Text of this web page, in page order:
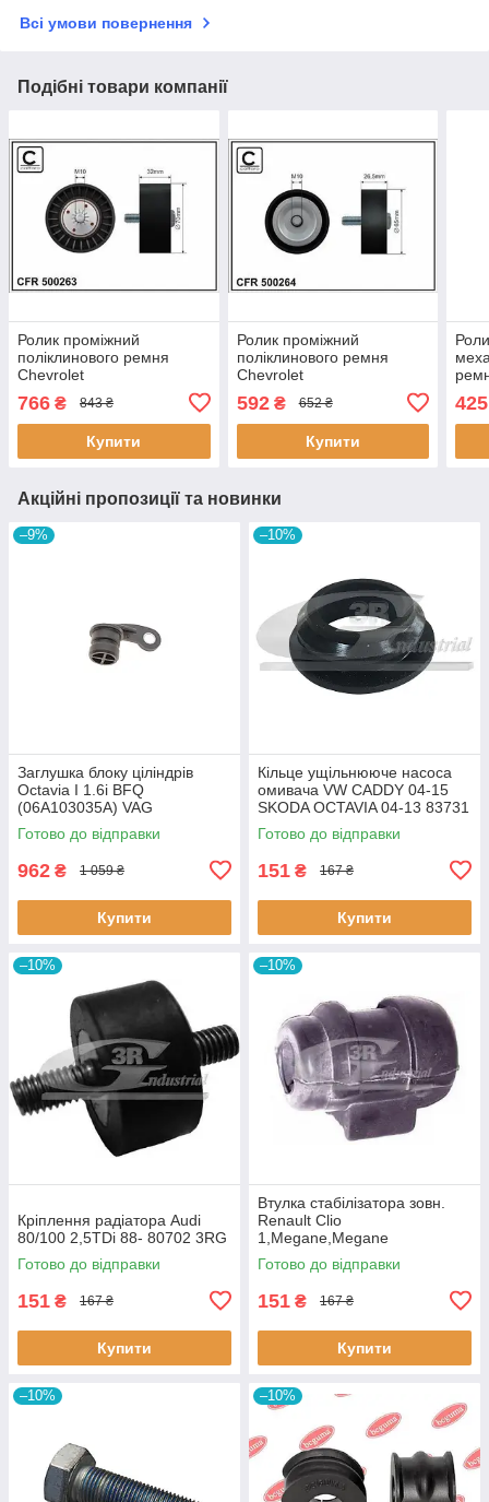
Всі умови повернення
Подібні товари компанії
Ролик проміжний
поліклинового ремня
Chevrolet
Opel Antara 2.0D/2.2D
08.10- 70x10x32 500263
CAFFARO
766 ₴ 843 ₴
Купити
Ролик проміжний
поліклинового ремня
Chevrolet
Opel Antara 2.0D/2.2D
08.10- 65x10x26,5 500264
CAFFARO
592₴ 652 ₴
Купити
425
Акційні пропозиції та новинки
–9%
Заглушка блоку ціліндрів
Octavia I 1.6i BFQ
(06A103035A) VAG
06A103035A VAG
Готово до відправки
962 ₴ 1 059 ₴
Купити
–10%
Кiльце ущiльнююче насоса
омивача VW CADDY 04-15
SKODA OCTAVIA 04-13 83731
3RG
Готово до відправки
151 ₴ 167 ₴
Купити
–10%
Кріплення радіатора Audi
80/100 2,5TDi 88- 80702 3RG
Готово до відправки
151 ₴ 167 ₴
Купити
–10%
Втулка стабiлізатора зовн.
Renault Clio
1,Megane,Megane
Classic,Megane Scenic,R19
60643 3RG
Готово до відправки
151 ₴ 167 ₴
Купити
–10% –10%